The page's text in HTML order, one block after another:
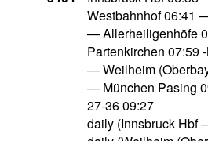
Westbahnhof 06:41
— Allerheiligenhöfe
Partenkirchen 07:59
— Weilheim
— München Pasing
27-36 09:27
daily (Innsbruck Hbf